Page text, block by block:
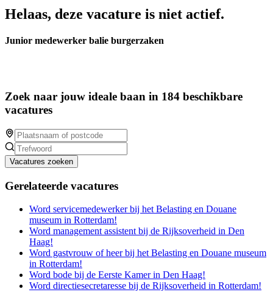
Helaas, deze vacature is niet actief.
Junior medewerker balie burgerzaken
Zoek naar jouw ideale baan in 184 beschikbare
vacatures
Vacatures zoeken
Gerelateerde vacatures
Word servicemedewerker bij het Belasting en Douane
museum in Rotterdam!
Word management assistent bij de Rijksoverheid in Den
Haag!
Word gastvrouw of heer bij het Belasting en Douane museum
in Rotterdam!
Word bode bij de Eerste Kamer in Den Haag!
Word directiesecretaresse bij de Rijksoverheid in Rotterdam!